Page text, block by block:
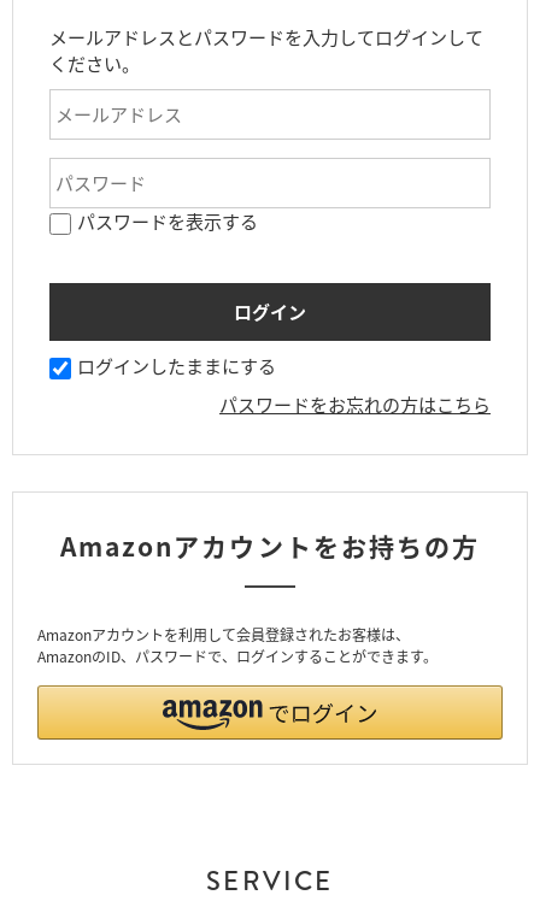
メールアドレスとパスワードを入力してログインして
ください。
パスワードを表示する
ログインしたままにする
パスワードをお忘れの方はこちら
Amazonアカウントをお持ちの方
Amazonアカウントを利用して会員登録されたお客様は、
AmazonのID、パスワードで、ログインすることができます。
SERVICE